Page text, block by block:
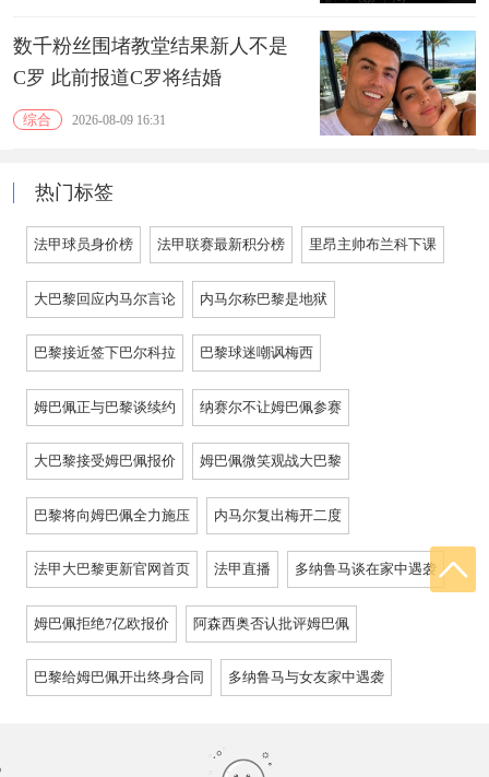
数千粉丝围堵教堂结果新人不是
C罗 此前报道C罗将结婚
综合 2026-08-09 16:31
热门标签
法甲球员身价榜 法甲联赛最新积分榜 里昂主帅布兰科下课
大巴黎回应内马尔言论 内马尔称巴黎是地狱
巴黎接近签下巴尔科拉 巴黎球迷嘲讽梅西
姆巴佩正与巴黎谈续约 纳赛尔不让姆巴佩参赛
大巴黎接受姆巴佩报价 姆巴佩微笑观战大巴黎
巴黎将向姆巴佩全力施压 内马尔复出梅开二度
法甲大巴黎更新官网首页 法甲直播 多纳鲁马谈在家中遇袭
姆巴佩拒绝7亿欧报价 阿森西奥否认批评姆巴佩
巴黎给姆巴佩开出终身合同 多纳鲁马与女友家中遇袭